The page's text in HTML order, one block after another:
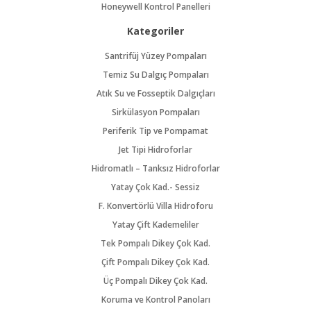
Honeywell Kontrol Panelleri
Kategoriler
Santrifüj Yüzey Pompaları
Temiz Su Dalgıç Pompaları
Atık Su ve Fosseptik Dalgıçları
Sirkülasyon Pompaları
Periferik Tip ve Pompamat
Jet Tipi Hidroforlar
Hidromatlı – Tanksız Hidroforlar
Yatay Çok Kad.- Sessiz
F. Konvertörlü Villa Hidroforu
Yatay Çift Kademeliler
Tek Pompalı Dikey Çok Kad.
Çift Pompalı Dikey Çok Kad.
Üç Pompalı Dikey Çok Kad.
Koruma ve Kontrol Panoları